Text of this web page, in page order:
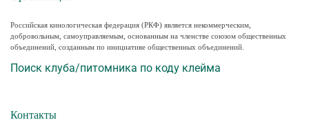
Российская кинологическая федерация (РКФ) является некоммерческим,
добровольным, самоуправляемым, основанным на членстве союзом общественных
объединений, созданным по инициативе общественных объединений.
Поиск клуба/питомника по коду клейма
Контакты